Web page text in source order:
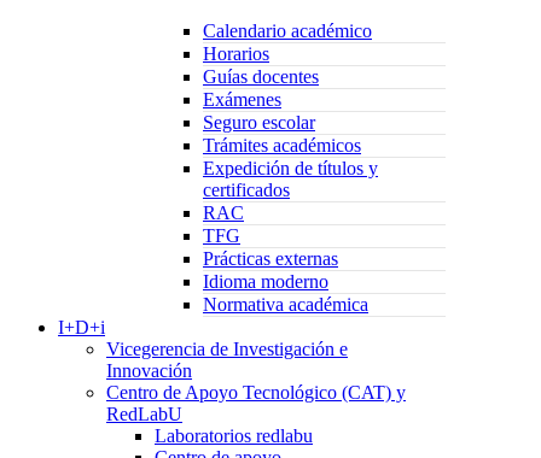
Calendario académico
Horarios
Guías docentes
Exámenes
Seguro escolar
Trámites académicos
Expedición de títulos y
certificados
RAC
TFG
Prácticas externas
Idioma moderno
Normativa académica
I+D+i
Vicegerencia de Investigación e
Innovación
Centro de Apoyo Tecnológico (CAT) y
RedLabU
Laboratorios redlabu